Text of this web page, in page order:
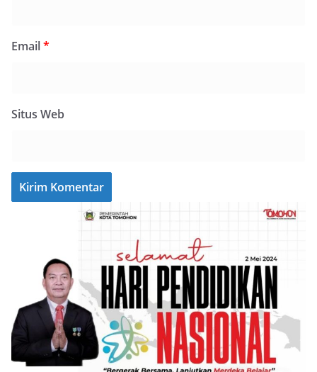
Email*
Situs Web